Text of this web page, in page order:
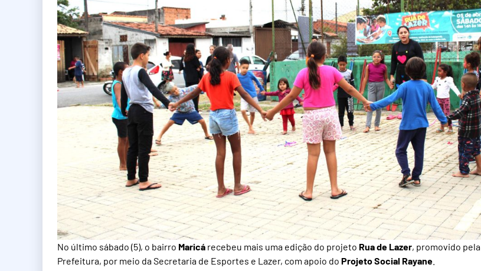
No último sábado (5), o bairro Maricá recebeu mais uma edição do projeto Rua de Lazer, promovido pela
Prefeitura, por meio da Secretaria de Esportes e Lazer, com apoio do Projeto Social Rayane